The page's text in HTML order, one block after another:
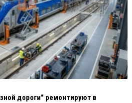
дороги" ремонтируют в